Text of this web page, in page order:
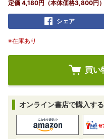
定価 4,180円（本体価格3,800円）
シェア
※在庫あり
オンライン書店で購入する